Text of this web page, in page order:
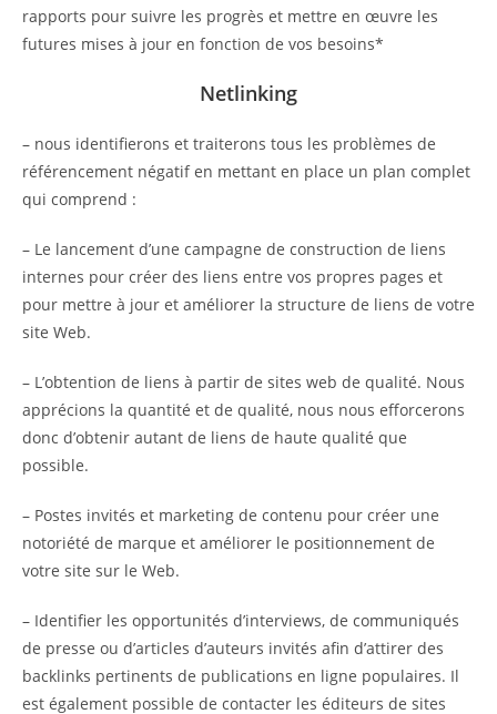
rapports pour suivre les progrès et mettre en œuvre les
futures mises à jour en fonction de vos besoins*
Netlinking
– nous identifierons et traiterons tous les problèmes de
référencement négatif en mettant en place un plan complet
qui comprend :
– Le lancement d’une campagne de construction de liens
internes pour créer des liens entre vos propres pages et
pour mettre à jour et améliorer la structure de liens de votre
site Web.
– L’obtention de liens à partir de sites web de qualité. Nous
apprécions la quantité et de qualité, nous nous efforcerons
donc d’obtenir autant de liens de haute qualité que
possible.
– Postes invités et marketing de contenu pour créer une
notoriété de marque et améliorer le positionnement de
votre site sur le Web.
– Identifier les opportunités d’interviews, de communiqués
de presse ou d’articles d’auteurs invités afin d’attirer des
backlinks pertinents de publications en ligne populaires. Il
est également possible de contacter les éditeurs de sites